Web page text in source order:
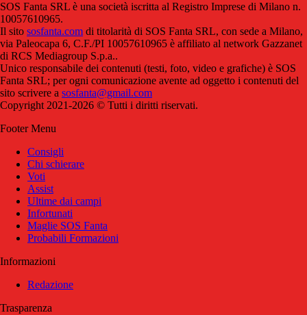
SOS Fanta SRL è una società iscritta al Registro Imprese di Milano n.
10057610965.
Il sito sosfanta.com di titolarità di SOS Fanta SRL, con sede a Milano,
via Paleocapa 6, C.F./PI 10057610965 è affiliato al network Gazzanet
di RCS Mediagroup S.p.a..
Unico responsabile dei contenuti (testi, foto, video e grafiche) è SOS
Fanta SRL; per ogni comunicazione avente ad oggetto i contenuti del
sito scrivere a sosfanta@gmail.com
Copyright 2021-2026 © Tutti i diritti riservati.
Footer Menu
Consigli
Chi schierare
Voti
Assist
Ultime dai campi
Infortunati
Maglie SOS Fanta
Probabili Formazioni
Informazioni
Redazione
Trasparenza